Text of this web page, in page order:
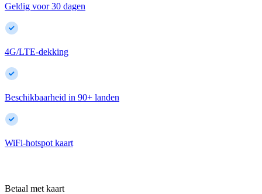
Geldig voor 30 dagen
4G/LTE-dekking
Beschikbaarheid in 90+ landen
WiFi-hotspot kaart
Betaal met kaart